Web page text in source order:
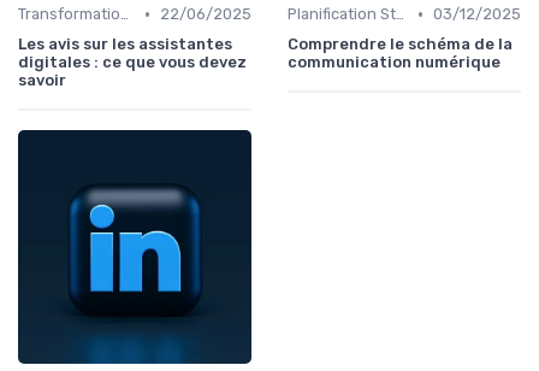
Transformation Numérique •
22/06/2025
Les avis sur les assistantes
digitales : ce que vous devez
savoir
Planification Stratégique Digitale • 03/12/2025
Comprendre le schéma de la
communication numérique